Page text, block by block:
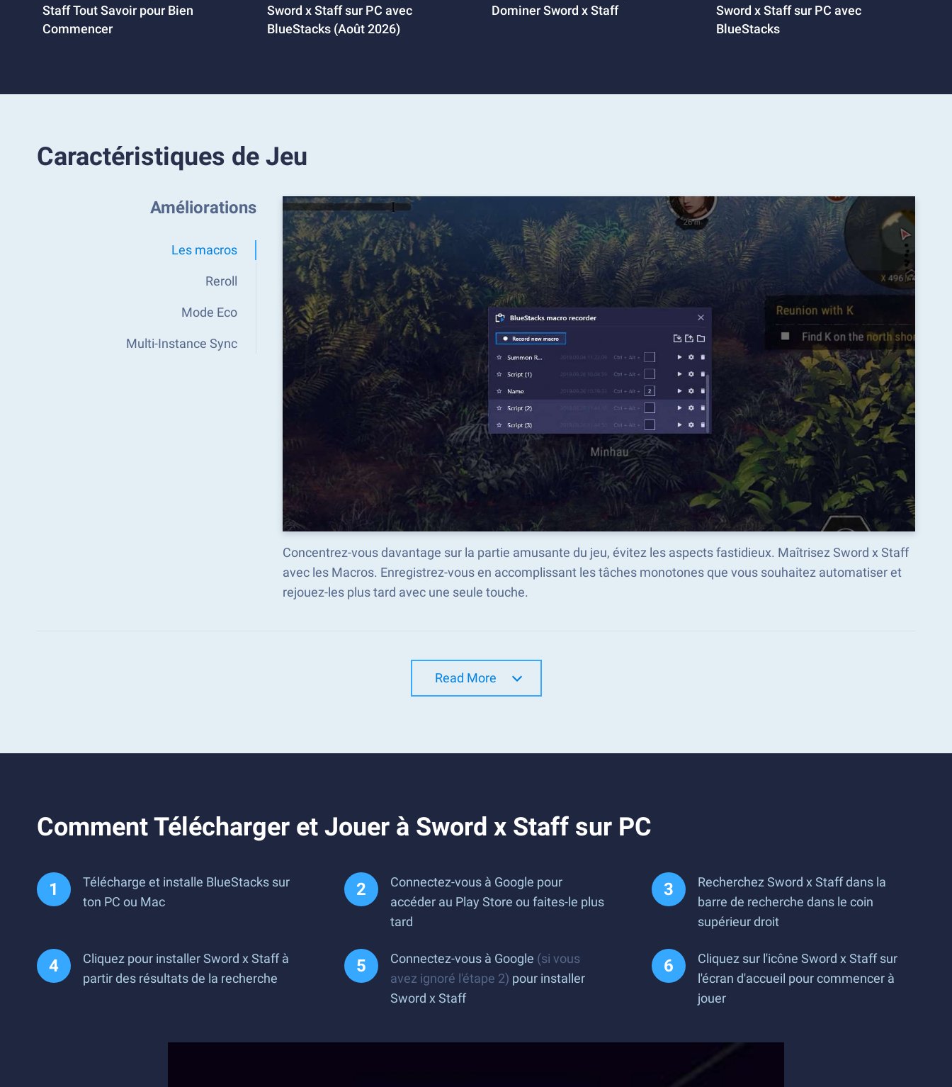
Staff Tout Savoir pour Bien
Commencer
Sword x Staff sur PC avec
BlueStacks (Août 2026)
Dominer Sword x Staff
Sword x Staff sur PC avec
BlueStacks
Caractéristiques de Jeu
Améliorations
Les macros
Reroll
Mode Eco
Multi-Instance Sync
Concentrez-vous davantage sur la partie amusante du jeu, évitez les aspects fastidieux. Maîtrisez Sword x Staff
avec les Macros. Enregistrez-vous en accomplissant les tâches monotones que vous souhaitez automatiser et
rejouez-les plus tard avec une seule touche.
Read More
Comment Télécharger et Jouer à Sword x Staff sur PC
Télécharge et installe BlueStacks sur
ton PC ou Mac
Connectez-vous à Google pour
accéder au Play Store ou faites-le plus
tard
Recherchez Sword x Staff dans la
barre de recherche dans le coin
supérieur droit
Cliquez pour installer Sword x Staff à
partir des résultats de la recherche
Connectez-vous à Google (si vous
avez ignoré l'étape 2) pour installer
Sword x Staff
Cliquez sur l'icône Sword x Staff sur
l'écran d'accueil pour commencer à
jouer